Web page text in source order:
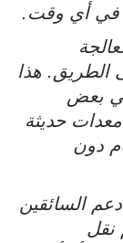
في أي وقت.
الطريق. هذا
بعض
معدات حديثة
دون
السائقين
نقل